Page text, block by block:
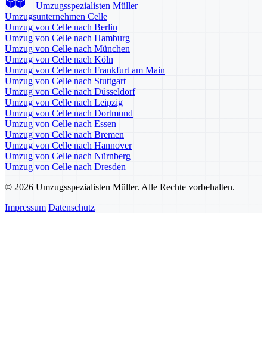
Umzugsspezialisten Müller
Umzugsunternehmen Celle
Umzug von Celle nach Berlin
Umzug von Celle nach Hamburg
Umzug von Celle nach München
Umzug von Celle nach Köln
Umzug von Celle nach Frankfurt am Main
Umzug von Celle nach Stuttgart
Umzug von Celle nach Düsseldorf
Umzug von Celle nach Leipzig
Umzug von Celle nach Dortmund
Umzug von Celle nach Essen
Umzug von Celle nach Bremen
Umzug von Celle nach Hannover
Umzug von Celle nach Nürnberg
Umzug von Celle nach Dresden
© 2026 Umzugsspezialisten Müller. Alle Rechte vorbehalten.
Impressum Datenschutz